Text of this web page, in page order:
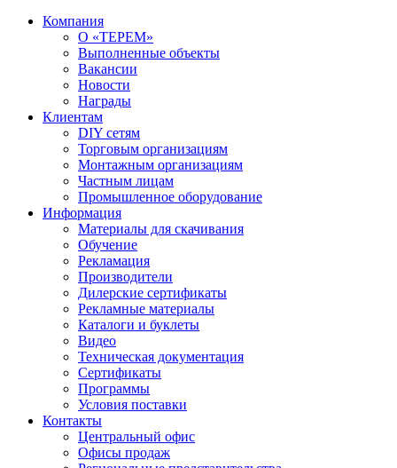
Компания
О «ТЕРЕМ»
Выполненные объекты
Вакансии
Новости
Награды
Клиентам
DIY сетям
Торговым организациям
Монтажным организациям
Частным лицам
Промышленное оборудование
Информация
Материалы для скачивания
Обучение
Рекламация
Производители
Дилерские сертификаты
Рекламные материалы
Каталоги и буклеты
Видео
Техническая документация
Сертификаты
Программы
Условия поставки
Контакты
Центральный офис
Офисы продаж